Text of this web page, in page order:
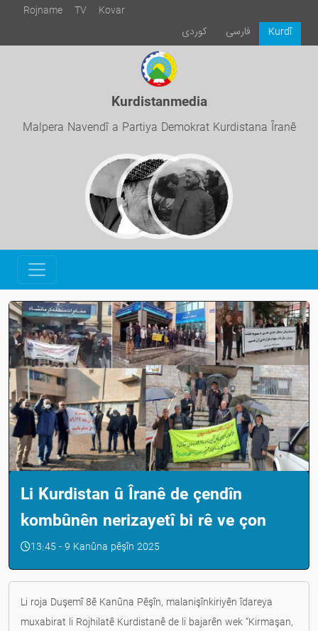
Rojname TV
Kovar
Kurdî
فارسی كوردی
Kurdistanmedia
Malpera Navendî a Partiya Demokrat Kurdistana Îranê
Li Kurdistan û Îranê de çendîn
kombûnên nerizayetî bi rê ve çon
13:45 - 9 Kanûna pêşîn 2025
Li roja Duşemî 8ê Kanûna Pêşîn, malanişînkiriyên îdareya
muxabirat li Rojhilatê Kurdistanê de li bajarên wek “Kirmaşan,